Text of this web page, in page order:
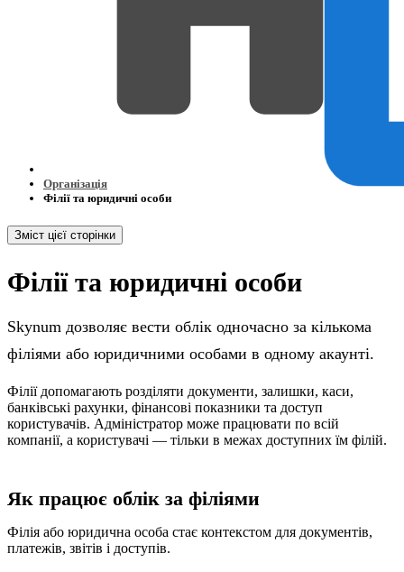
Організація
Філії та юридичні особи
Зміст цієї сторінки
Філії та юридичні особи
Skynum дозволяє вести облік одночасно за кількома
філіями або юридичними особами в одному акаунті.
Філії допомагають розділяти документи, залишки, каси,
банківські рахунки, фінансові показники та доступ
користувачів. Адміністратор може працювати по всій
компанії, а користувачі — тільки в межах доступних їм філій.
Як працює облік за філіями
Філія або юридична особа стає контекстом для документів,
платежів, звітів і доступів.